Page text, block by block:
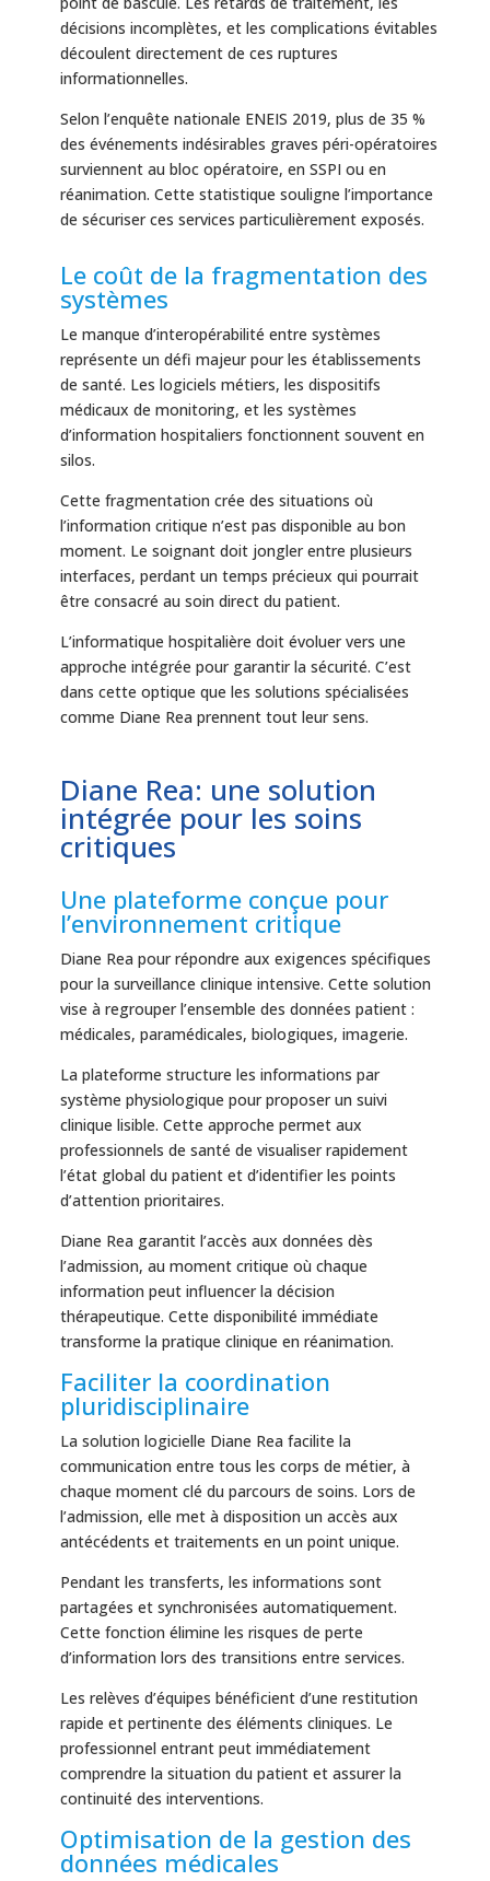
décisions incomplètes, et les complications évitables
découlent directement de ces ruptures
informationnelles.
Selon l’enquête nationale ENEIS 2019, plus de 35 %
des événements indésirables graves péri-opératoires
surviennent au bloc opératoire, en SSPI ou en
réanimation. Cette statistique souligne l’importance
de sécuriser ces services particulièrement exposés.
Le coût de la fragmentation des
systèmes
Le manque d’interopérabilité entre systèmes
représente un défi majeur pour les établissements
de santé. Les logiciels métiers, les dispositifs
médicaux de monitoring, et les systèmes
d’information hospitaliers fonctionnent souvent en
silos.
Cette fragmentation crée des situations où
l’information critique n’est pas disponible au bon
moment. Le soignant doit jongler entre plusieurs
interfaces, perdant un temps précieux qui pourrait
être consacré au soin direct du patient.
L’informatique hospitalière doit évoluer vers une
approche intégrée pour garantir la sécurité. C’est
dans cette optique que les solutions spécialisées
comme Diane Rea prennent tout leur sens.
Diane Rea: une solution
intégrée pour les soins
critiques
Une plateforme conçue pour
l’environnement critique
Diane Rea pour répondre aux exigences spécifiques
pour la surveillance clinique intensive. Cette solution
vise à regrouper l’ensemble des données patient :
médicales, paramédicales, biologiques, imagerie.
La plateforme structure les informations par
système physiologique pour proposer un suivi
clinique lisible. Cette approche permet aux
professionnels de santé de visualiser rapidement
l’état global du patient et d’identifier les points
d’attention prioritaires.
Diane Rea garantit l’accès aux données dès
l’admission, au moment critique où chaque
information peut influencer la décision
thérapeutique. Cette disponibilité immédiate
transforme la pratique clinique en réanimation.
Faciliter la coordination
pluridisciplinaire
La solution logicielle Diane Rea facilite la
communication entre tous les corps de métier, à
chaque moment clé du parcours de soins. Lors de
l’admission, elle met à disposition un accès aux
antécédents et traitements en un point unique.
Pendant les transferts, les informations sont
partagées et synchronisées automatiquement.
Cette fonction élimine les risques de perte
d’information lors des transitions entre services.
Les relèves d’équipes bénéficient d’une restitution
rapide et pertinente des éléments cliniques. Le
professionnel entrant peut immédiatement
comprendre la situation du patient et assurer la
continuité des interventions.
Optimisation de la gestion des
données médicales